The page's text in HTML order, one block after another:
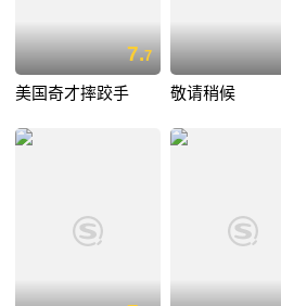
7.7
美国奇才摔跤手 敬请稍候